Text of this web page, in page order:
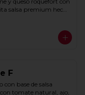
salsa premium hecha
F
con base de salsa
tomate natural, ajo,